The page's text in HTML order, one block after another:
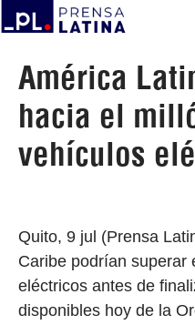
América
hacia el
vehículos
Quito, 9 jul (Prensa
Caribe podrían superar
eléctricos antes de
disponibles hoy de la